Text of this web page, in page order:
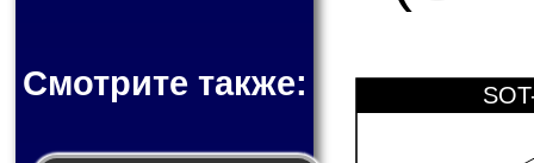
Смотрите также: